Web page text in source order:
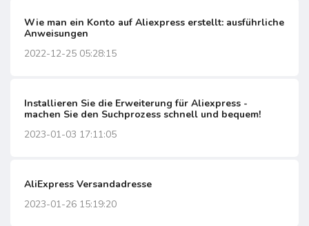
Wie man ein Konto auf Aliexpress erstellt: ausführliche
Anweisungen
2022-12-25 05:28:15
Installieren Sie die Erweiterung für Aliexpress -
machen Sie den Suchprozess schnell und bequem!
2023-01-03 17:11:05
AliExpress Versandadresse
2023-01-26 15:19:20